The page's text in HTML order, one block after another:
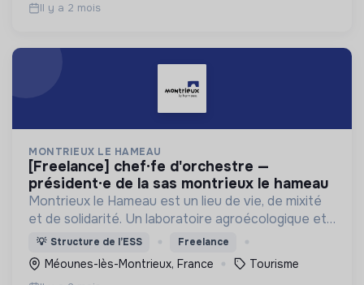
Il y a 2 mois
MONTRIEUX LE HAMEAU
[freelance] chef·fe d'orchestre —
président·e de la sas montrieux le hameau
Montrieux le Hameau est un lieu de vie, de mixité
et de solidarité. Un laboratoire agroécologique et
social d’où émergent de nouvelles manières de
faire, d’être et de penser ensemble.
💡 Structure de l’ESS Freelance
Méounes-lès-Montrieux, France Tourisme